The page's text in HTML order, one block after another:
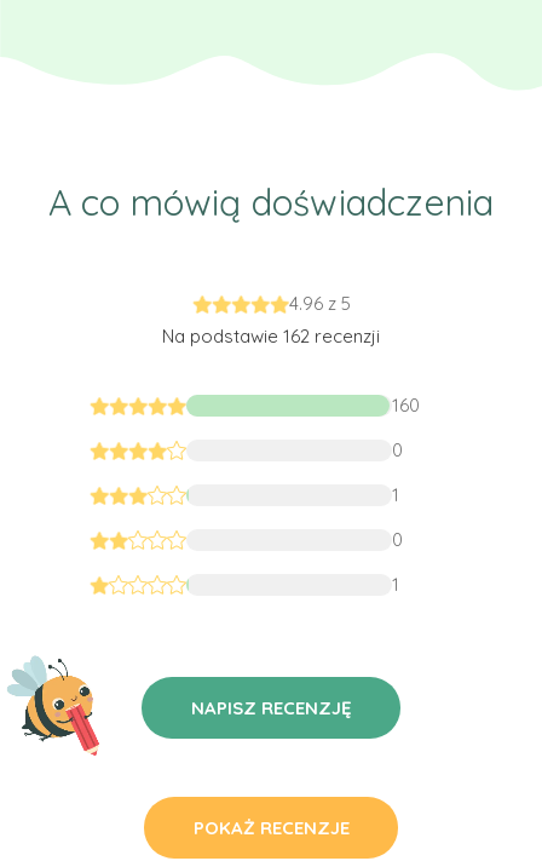
A co mówią doświadczenia
4.96 z 5
Na podstawie 162 recenzji
160
0
1
0
1
NAPISZ RECENZJĘ
POKAŻ RECENZJE